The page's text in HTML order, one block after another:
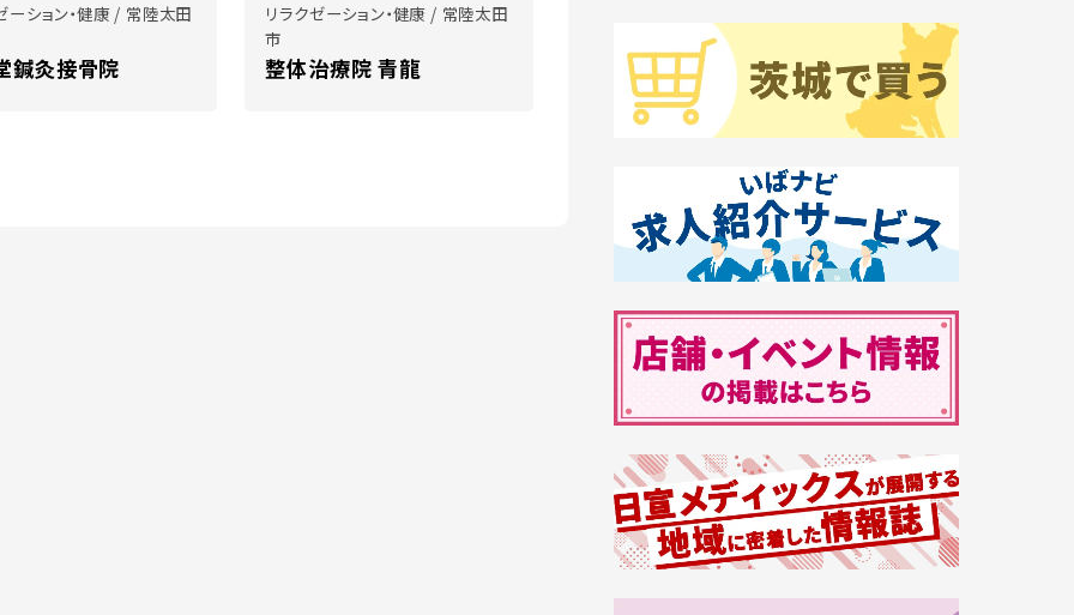
ーション・健康 / 常陸太田
鍼灸接骨院
リラクゼーション・健康 / 常陸太田
市
整体治療院 青龍